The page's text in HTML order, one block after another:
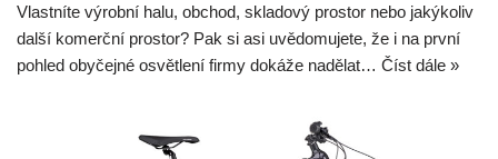
Vlastníte výrobní halu, obchod, skladový prostor nebo jakýkoliv
další komerční prostor? Pak si asi uvědomujete, že i na první
pohled obyčejné osvětlení firmy dokáže nadělat… Číst dále »